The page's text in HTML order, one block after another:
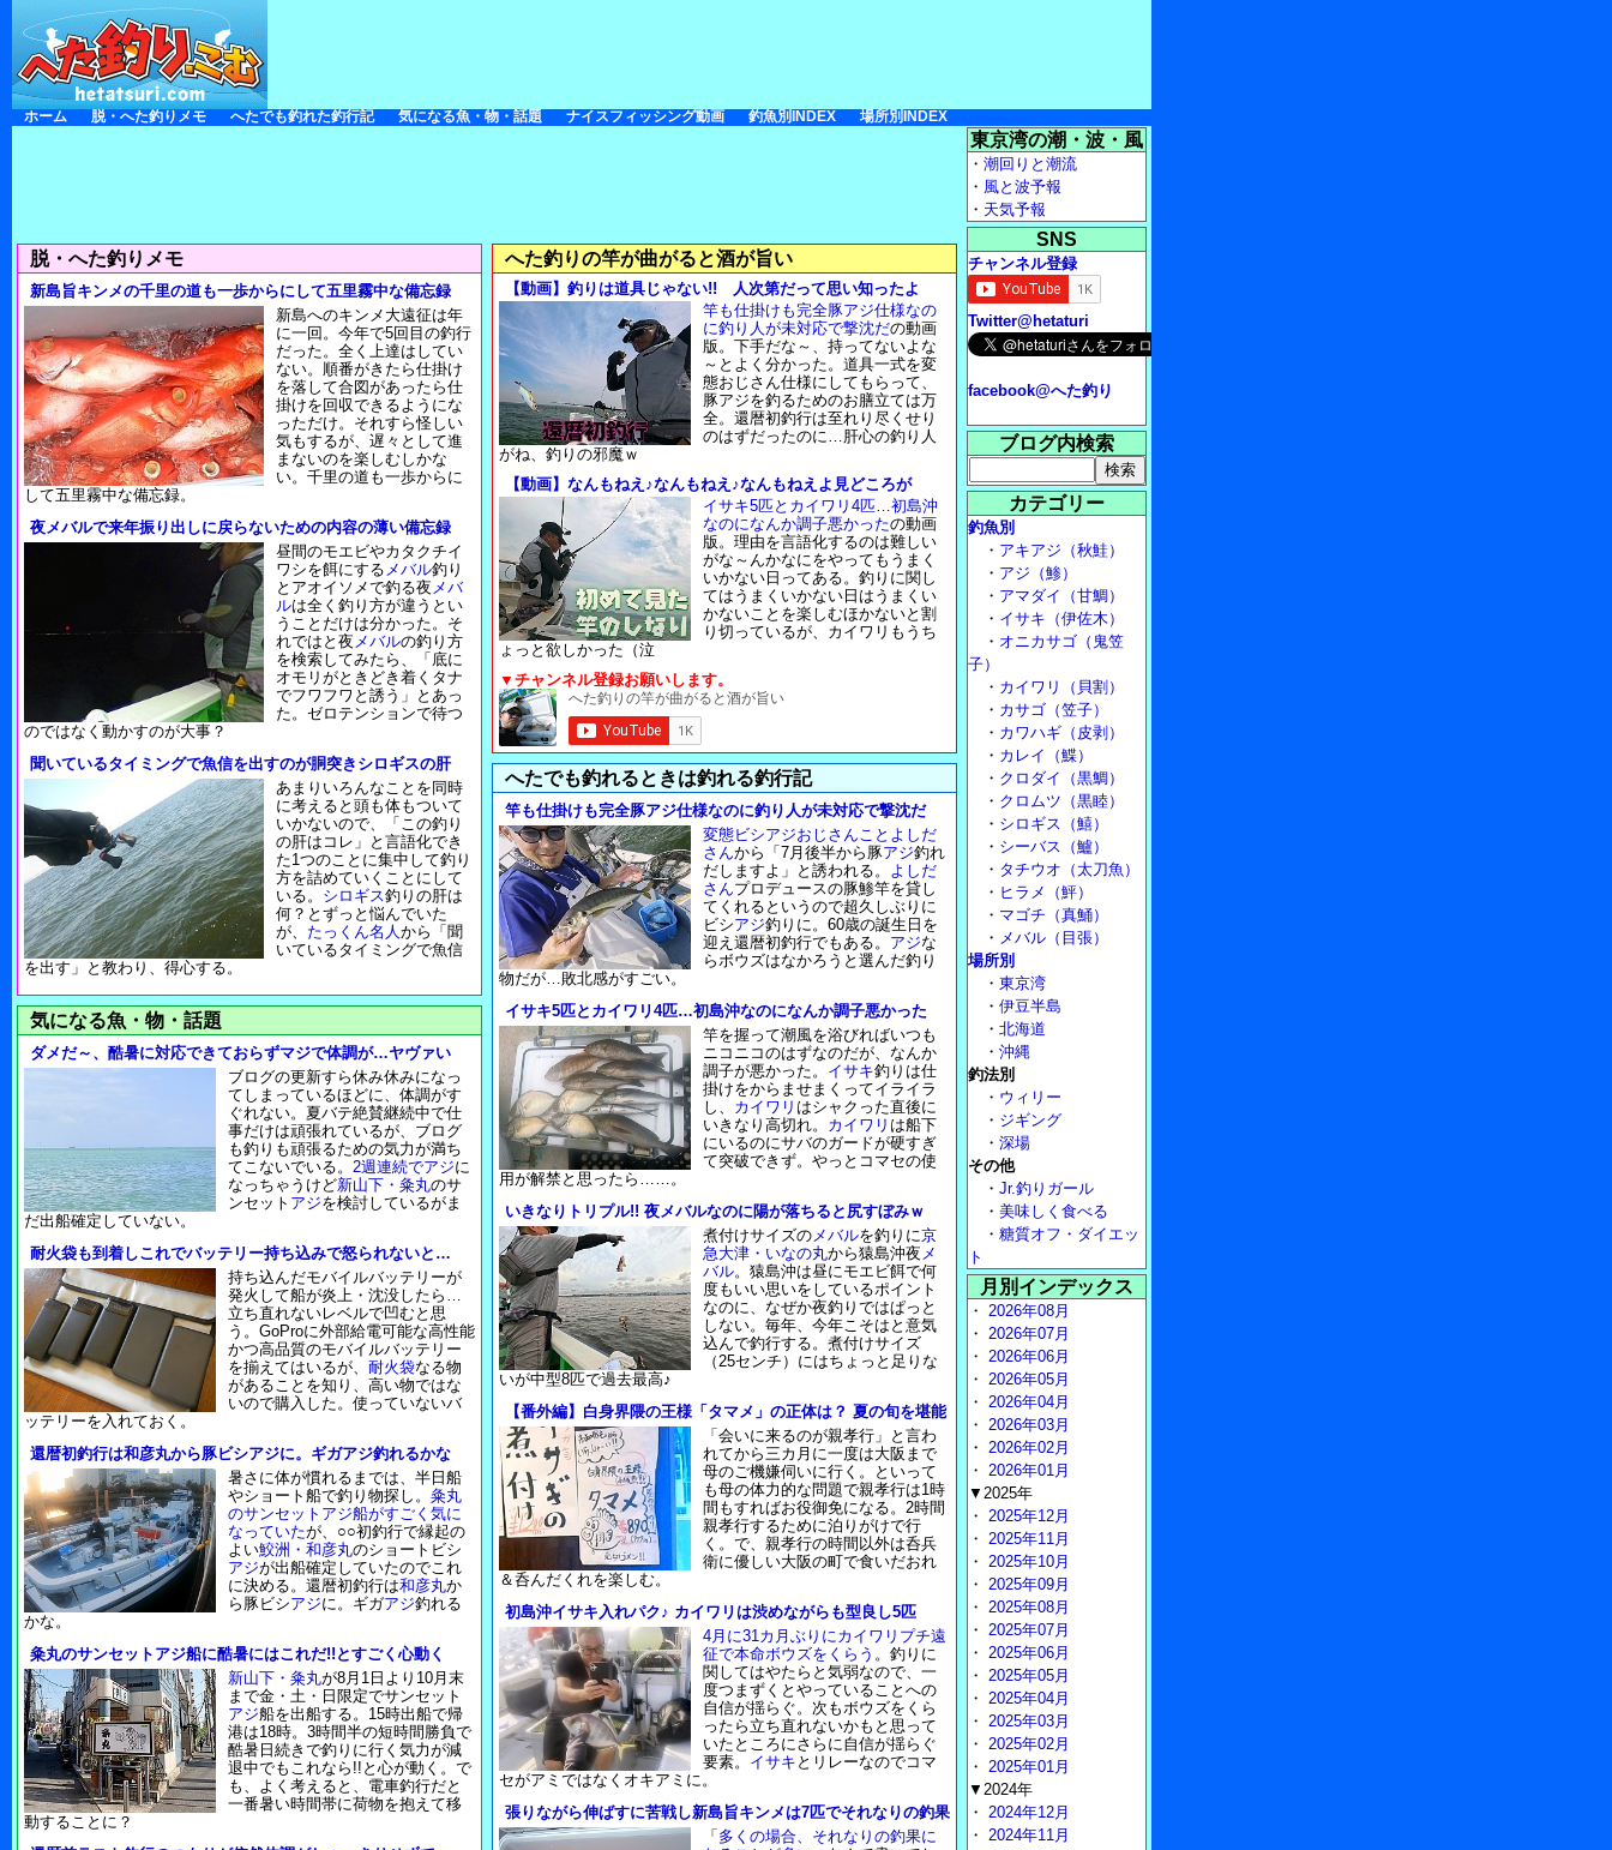
ホーム 脱・へた釣りメモ へたでも釣れた釣行記 気になる魚・物・話題 ナイスフィッシング動画 釣魚別INDEX 場所別INDEX
脱・へた釣りメモ
新島旨キンメの千里の道も一歩からにして五里霧中な備忘録
新島へのキンメ大遠征は年
に一回。今年で5回目の釣行
だった。全く上達はしてい
ない。順番がきたら仕掛け
を落して合図があったら仕
掛けを回収できるようにな
っただけ。それすら怪しい
気もするが、遅々として進
まないのを楽しむしかな
い。千里の道も一歩からに
して五里霧中な備忘録。
夜メバルで来年振り出しに戻らないための内容の薄い備忘録
昼間のモエビやカタクチイ
ワシを餌にする メバル釣り
とアオイソメで釣る夜 メバ
ルは全く釣り方が違うとい
うことだけは分かった。そ
れではと夜 メバルの釣り方
を検索してみたら、「底に
オモリがときどき着くタナ
でフワフワと誘う」とあっ
た。ゼロテンションで待つ
のではなく動かすのが大事？
聞いているタイミングで魚信を出すのが胴突きシロギスの肝
あまりいろんなことを同時
に考えると頭も体もついて
いかないので、「この釣り
の肝はコレ」と言語化でき
た1つのことに集中して釣り
方を詰めていくことにして
いる。 シロギス釣りの肝は
何？とずっと悩んでいた
が、 たっくん名人から「聞
いているタイミングで魚信
を出す」と教わり、得心する。
気になる魚・物・話題
ダメだ～、酷暑に対応できておらずマジで体調が…ヤヴァい
ブログの更新すら休み休みになっ
てしまっているほどに、体調がす
ぐれない。夏バテ絶賛継続中で仕
事だけは頑張れているが、ブログ
も釣りも頑張るための気力が満ち
てこないでいる。 2週連続でアジに
なっちゃうけど新山下・粂丸のサ
ンセット アジを検討しているがま
だ出船確定していない。
耐火袋も到着しこれでバッテリー持ち込みで怒られないと…
持ち込んだモバイルバッテリーが
発火して船が炎上・沈没したら…
立ち直れないレベルで凹むと思
う。GoProに外部給電可能な高性能
かつ高品質のモバイルバッテリー
を揃えてはいるが、 耐火袋なる物
があることを知り、高い物ではな
いので購入した。使っていないバ
ッテリーを入れておく。
還暦初釣行は和彦丸から豚ビシアジに。ギガアジ釣れるかな
暑さに体が慣れるまでは、半日船
やショート船で釣り物探し。 粂丸
のサンセットアジ船がすごく気に
なっていたが、○○初釣行で縁起の
よい鮫洲・和彦丸のショートビシ
アジが出船確定していたのでこれ
に決める。還暦初釣行は和彦丸か
ら豚ビシアジに。ギガアジ釣れる
かな。
粂丸のサンセットアジ船に酷暑にはこれだ!!とすごく心動く
新山下・粂丸が8月1日より10月末
まで金・土・日限定でサンセット
アジ船を出船する。15時出船で帰
港は18時。3時間半の短時間勝負で
酷暑日続きで釣りに行く気力が減
退中でもこれなら!!と心が動く。で
も、よく考えると、電車釣行だと
一番暑い時間帯に荷物を抱えて移
動することに？
へた釣りの竿が曲がると酒が旨い
【動画】釣りは道具じゃない!! 人次第だって思い知ったよ
竿も仕掛けも完全豚アジ仕様なの
に釣り人が未対応で撃沈だの動画
版。下手だな～、持ってないよな
～とよく分かった。道具一式を変
態おじさん仕様にしてもらって、
豚アジを釣るためのお膳立ては万
全。還暦初釣行は至れり尽くせり
のはずだったのに…肝心の釣り人
がね、釣りの邪魔ｗ
【動画】なんもねえ♪なんもねえ♪なんもねえよ見どころが
イサキ5匹とカイワリ4匹…初島沖
なのになんか調子悪かったの動画
版。理由を言語化するのは難しい
がな～んかなにをやってもうまく
いかない日ってある。釣りに関し
てはうまくいかない日はうまくい
かないことを楽しむほかないと割
り切っているが、カイワリもうち
ょっと欲しかった（泣
▼チャンネル登録お願いします。
へたでも釣れるときは釣れる釣行記
竿も仕掛けも完全豚アジ仕様なのに釣り人が未対応で撃沈だ
変態ビシアジおじさんことよしだ
さんから「7月後半から豚アジ釣れ
だしますよ」と誘われる。 よしだ
さんプロデュースの豚鯵竿を貸し
てくれるというので超久しぶりに
ビシアジ釣りに。60歳の誕生日を
迎え還暦初釣行でもある。 アジな
らボウズはなかろうと選んだ釣り
物だが…敗北感がすごい。
イサキ5匹とカイワリ4匹…初島沖なのになんか調子悪かった
竿を握って潮風を浴びればいつも
ニコニコのはずなのだが、なんか
調子が悪かった。 イサキ釣りは仕
掛けをからませまくってイライラ
し、 カイワリ はシャクった直後に
いきなり高切れ。 カイワリ は船下
にいるのにサバのガードが硬すぎ
て突破できず。やっとコマセの使
用が解禁と思ったら……。
いきなりトリプル!! 夜メバルなのに陽が落ちると尻すぼみｗ
煮付けサイズのメバルを釣りに京
急大津・いなの丸から猿島沖夜 メ
バル。猿島沖は昼にモエビ餌で何
度もいい思いをしているポイント
なのに、なぜか夜釣りではぱっと
しない。毎年、今年こそはと意気
込んで釣行する。煮付けサイズ
（25センチ）にはちょっと足りな
いが中型8匹で過去最高♪
【番外編】白身界隈の王様「タマメ」の正体は？ 夏の旬を堪能
「会いに来るのが親孝行」と言わ
れてから三カ月に一度は大阪まで
母のご機嫌伺いに行く。といって
も母の体力的な問題で親孝行は1時
間もすればお役御免になる。2時間
親孝行するために泊りがけで行
く。で、親孝行の時間以外は呑兵
衛に優しい大阪の町で食いだおれ
＆呑んだくれを楽しむ。
初島沖イサキ入れパク♪ カイワリは渋めながらも型良し5匹
4月に31カ月ぶりにカイワリプチ遠
征で本命ボウズをくらう 。釣りに
関してはやたらと気弱なので、一
度つまずくとやっていることへの
自信が揺らぐ。次もボウズをくら
ったら立ち直れないかもと思って
いたところにさらに自信が揺らぐ
要素。 イサキ とリレーなのでコマ
セがアミではなくオキアミに。
張りながら伸ばすに苦戦し新島旨キンメは7匹でそれなりの釣果
「 多くの場合、それなりの釣果に
東京湾の潮・波・風
・ 潮回りと潮流
・ 風と波予報
・ 天気予報
SNS
チャンネル登録
Twitter@hetaturi
facebook@へた釣り
ブログ内検索
カテゴリー
釣魚別
・ アキアジ（秋鮭）
・ アジ（鯵）
・ アマダイ（甘鯛）
・ イサキ（伊佐木）
・ オニカサゴ（鬼笠
子）
・ カイワリ（貝割）
・ カサゴ（笠子）
・ カワハギ（皮剥）
・ カレイ（鰈）
・ クロダイ（黒鯛）
・ クロムツ（黒睦）
・ シロギス（鱚）
・ シーバス（鱸）
・ タチウオ（太刀魚）
・ ヒラメ（鮃）
・ マゴチ（真鯒）
・ メバル（目張）
場所別
・ 東京湾
・ 伊豆半島
・ 北海道
・ 沖縄
釣法別
・ ウィリー
・ ジギング
・ 深場
その他
・ Jr.釣りガール
・ 美味しく食べる
・ 糖質オフ・ダイエッ
ト
月別インデックス
・ 2026年08月
・ 2026年07月
・ 2026年06月
・ 2026年05月
・ 2026年04月
・ 2026年03月
・ 2026年02月
・ 2026年01月
▼2025年
・ 2025年12月
・ 2025年11月
・ 2025年10月
・ 2025年09月
・ 2025年08月
・ 2025年07月
・ 2025年06月
・ 2025年05月
・ 2025年04月
・ 2025年03月
・ 2025年02月
・ 2025年01月
▼2024年
・ 2024年12月
・ 2024年11月